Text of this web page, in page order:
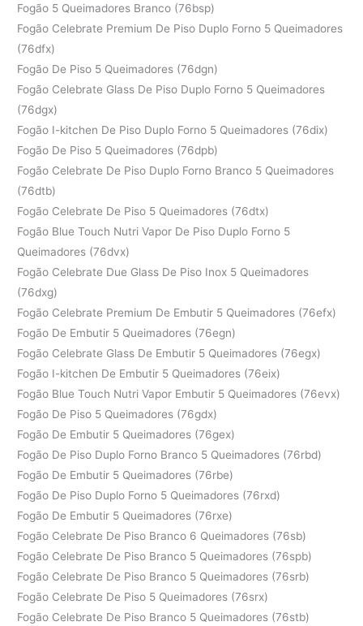
Fogão 5 Queimadores Branco (76bsp)
Fogão Celebrate Premium De Piso Duplo Forno 5 Queimadores
(76dfx)
Fogão De Piso 5 Queimadores (76dgn)
Fogão Celebrate Glass De Piso Duplo Forno 5 Queimadores
(76dgx)
Fogão I-kitchen De Piso Duplo Forno 5 Queimadores (76dix)
Fogão De Piso 5 Queimadores (76dpb)
Fogão Celebrate De Piso Duplo Forno Branco 5 Queimadores
(76dtb)
Fogão Celebrate De Piso 5 Queimadores (76dtx)
Fogão Blue Touch Nutri Vapor De Piso Duplo Forno 5
Queimadores (76dvx)
Fogão Celebrate Due Glass De Piso Inox 5 Queimadores
(76dxg)
Fogão Celebrate Premium De Embutir 5 Queimadores (76efx)
Fogão De Embutir 5 Queimadores (76egn)
Fogão Celebrate Glass De Embutir 5 Queimadores (76egx)
Fogão I-kitchen De Embutir 5 Queimadores (76eix)
Fogão Blue Touch Nutri Vapor Embutir 5 Queimadores (76evx)
Fogão De Piso 5 Queimadores (76gdx)
Fogão De Embutir 5 Queimadores (76gex)
Fogão De Piso Duplo Forno Branco 5 Queimadores (76rbd)
Fogão De Embutir 5 Queimadores (76rbe)
Fogão De Piso Duplo Forno 5 Queimadores (76rxd)
Fogão De Embutir 5 Queimadores (76rxe)
Fogão Celebrate De Piso Branco 6 Queimadores (76sb)
Fogão Celebrate De Piso Branco 5 Queimadores (76spb)
Fogão Celebrate De Piso Branco 5 Queimadores (76srb)
Fogão Celebrate De Piso 5 Queimadores (76srx)
Fogão Celebrate De Piso Branco 5 Queimadores (76stb)